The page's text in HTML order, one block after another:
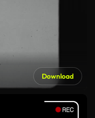
Download